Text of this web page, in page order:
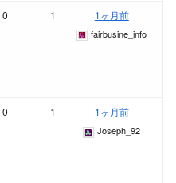
0 1 1ヶ月前
fairbusine_info
0 1 1ヶ月前
Joseph_92